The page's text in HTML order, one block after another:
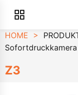
HOME >
Sofortdruckkamera
Z3